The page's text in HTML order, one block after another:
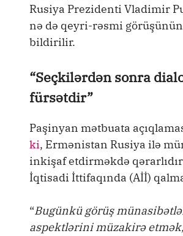
Rusiya Prezidenti Vladimir
nə də qeyri-rəsmi görüşünün
bildirilir.
“Seçkilərdən sonra
fürsətdir”
Paşinyan mətbuata
ki, Ermənistan Rusiya ilə
inkişaf etdirməkdə
İqtisadi İttifaqında (Aİİ)
“Bugünkü görüş
aspektlərini müzakirə